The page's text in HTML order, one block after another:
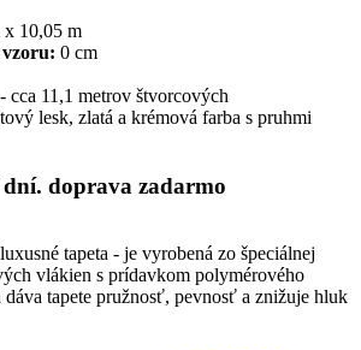
x 10,05 m
0 cm
cca 11,1 metrov štvorcových
lesk, zlatá a krémová farba s pruhmi
doprava zadarmo
tapeta - je vyrobená zo špeciálnej
vlákien s prídavkom polymérového
tapete pružnosť, pevnosť a znižuje hluk